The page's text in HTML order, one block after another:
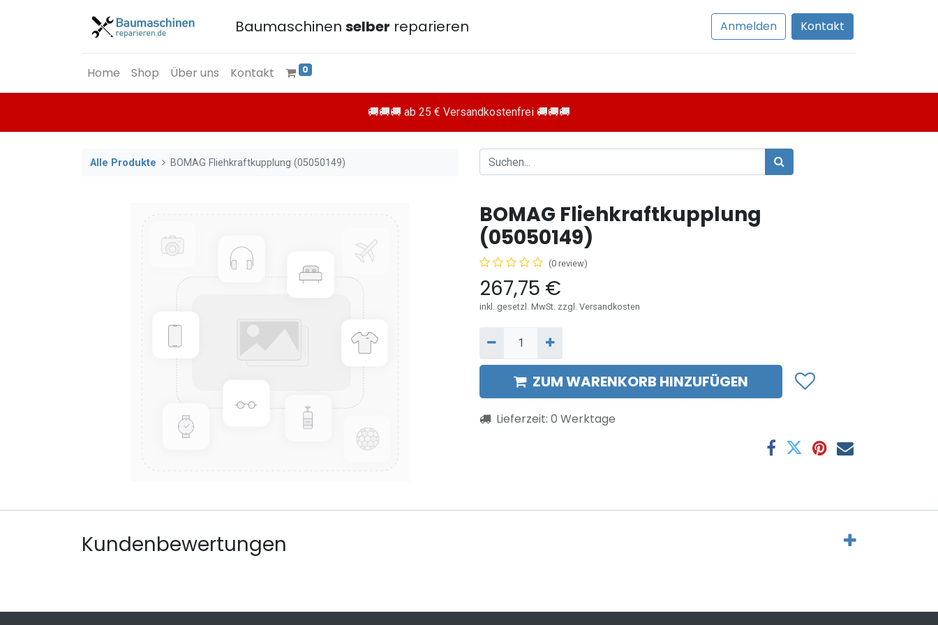
Baumaschinen selber reparieren Anmelden Kontakt
Home Shop Über uns Kontakt 0
🚚🚚🚚 ab 25 € Versandkostenfrei 🚚🚚🚚
Alle Produkte BOMAG Fliehkraftkupplung (05050149)
BOMAG Fliehkraftkupplung
(05050149)
(0 review)
267,75 €
inkl. gesetzl. MwSt. zzgl. Versandkosten
ZUM WARENKORB HINZUFÜGEN
Lieferzeit: 0 Werktage
Kundenbewertungen